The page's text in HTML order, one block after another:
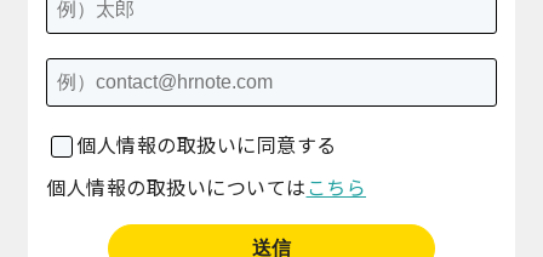
個人情報の取扱いに同意する
個人情報の取扱いについては こちら